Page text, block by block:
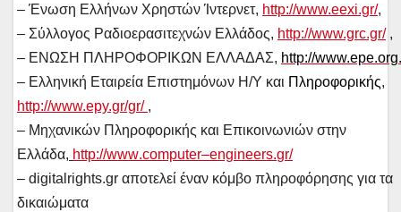
– Ένωση Ελλήνων Χρηστών Ίντερνετ, http://www.eexi.gr/,
– Σύλλογος Ραδιοερασιτεχνών Ελλάδος, http://www.grc.gr/,
– ΕΝΩΣΗ ΠΛΗΡΟΦΟΡΙΚΩΝ ΕΛΛΑΔΑΣ, http://
– Ελληνική Εταιρεία Επιστημόνων Η/Υ και Πληροφορικής,
http://www.epy.gr/gr/ ,
– Μηχανικών Πληροφορικής και Επικοινωνιών στην
Ελλάδα, http://www.computer–engineers.gr/
– digitalrights.gr αποτελεί έναν κόμβο πληροφόρησης για τα
δικαιώματα